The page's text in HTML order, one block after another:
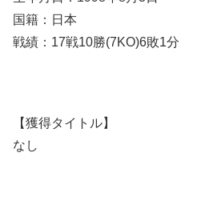
国籍：日本
戦績：17戦10勝(7KO)6敗1分
【獲得タイトル】
なし